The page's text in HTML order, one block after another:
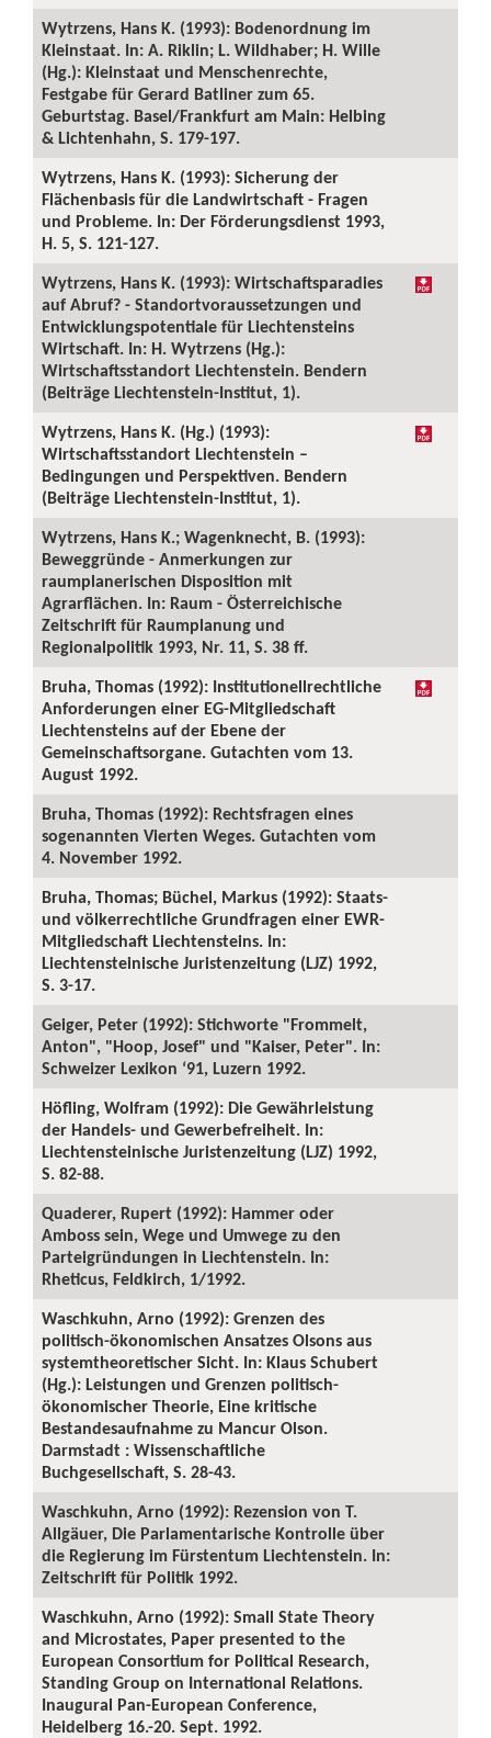
Wytrzens, Hans K. (1993): Bodenordnung im
Kleinstaat. In: A. Riklin; L. Wildhaber; H. Wille
(Hg.): Kleinstaat und Menschenrechte,
Festgabe für Gerard Batliner zum 65.
Geburtstag. Basel/Frankfurt am Main: Helbing
& Lichtenhahn, S. 179-197.
Wytrzens, Hans K. (1993): Sicherung der
Flächenbasis für die Landwirtschaft - Fragen
und Probleme. In: Der Förderungsdienst 1993,
H. 5, S. 121-127.
Wytrzens, Hans K. (1993): Wirtschaftsparadies
auf Abruf? - Standortvoraussetzungen und
Entwicklungspotentiale für Liechtensteins
Wirtschaft. In: H. Wytrzens (Hg.):
Wirtschaftsstandort Liechtenstein. Bendern
(Beiträge Liechtenstein-Institut, 1).
Wytrzens, Hans K. (Hg.) (1993):
Wirtschaftsstandort Liechtenstein –
Bedingungen und Perspektiven. Bendern
(Beiträge Liechtenstein-Institut, 1).
Wytrzens, Hans K.; Wagenknecht, B. (1993):
Beweggründe - Anmerkungen zur
raumplanerischen Disposition mit
Agrarflächen. In: Raum - Österreichische
Zeitschrift für Raumplanung und
Regionalpolitik 1993, Nr. 11, S. 38 ff.
Bruha, Thomas (1992): Institutionellrechtliche
Anforderungen einer EG-Mitgliedschaft
Liechtensteins auf der Ebene der
Gemeinschaftsorgane. Gutachten vom 13.
August 1992.
Bruha, Thomas (1992): Rechtsfragen eines
sogenannten Vierten Weges. Gutachten vom
4. November 1992.
Bruha, Thomas; Büchel, Markus (1992): Staats-
und völkerrechtliche Grundfragen einer EWR-
Mitgliedschaft Liechtensteins. In:
Liechtensteinische Juristenzeitung (LJZ) 1992,
S. 3-17.
Geiger, Peter (1992): Stichworte "Frommelt,
Anton", "Hoop, Josef" und "Kaiser, Peter". In:
Schweizer Lexikon ‘91, Luzern 1992.
Höfling, Wolfram (1992): Die Gewährleistung
der Handels- und Gewerbefreiheit. In:
Liechtensteinische Juristenzeitung (LJZ) 1992,
S. 82-88.
Quaderer, Rupert (1992): Hammer oder
Amboss sein, Wege und Umwege zu den
Parteigründungen in Liechtenstein. In:
Rheticus, Feldkirch, 1/1992.
Waschkuhn, Arno (1992): Grenzen des
politisch-ökonomischen Ansatzes Olsons aus
systemtheoretischer Sicht. In: Klaus Schubert
(Hg.): Leistungen und Grenzen politisch-
ökonomischer Theorie, Eine kritische
Bestandesaufnahme zu Mancur Olson.
Darmstadt : Wissenschaftliche
Buchgesellschaft, S. 28-43.
Waschkuhn, Arno (1992): Rezension von T.
Allgäuer, Die Parlamentarische Kontrolle über
die Regierung im Fürstentum Liechtenstein. In:
Zeitschrift für Politik 1992.
Waschkuhn, Arno (1992): Small State Theory
and Microstates, Paper presented to the
European Consortium for Political Research,
Standing Group on International Relations.
Inaugural Pan-European Conference,
Heidelberg 16.-20. Sept. 1992.